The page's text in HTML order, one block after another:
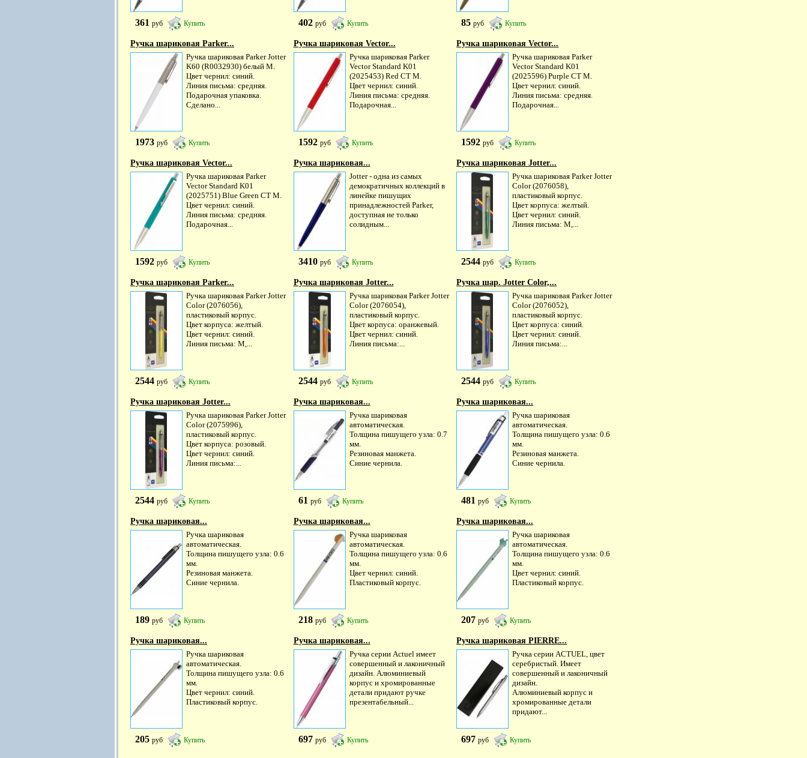
361 руб Купить 402 руб Купить 85руб Купить
Ручка шариковая Parker...
Ручка шариковая Parker Jotter
K60 (R0032930) белый M.
Цвет чернил: синий.
Линия письма: средняя.
Подарочная упаковка.
Сделано...
1973 руб Купить
Ручка шариковая Vector...
Ручка шариковая Parker
Vector Standard K01
(2025453) Red CT M.
Цвет чернил: синий.
Линия письма: средняя.
Подарочная...
1592 руб Купить
Ручка шариковая Vector...
Ручка шариковая Parker
Vector Standard K01
(2025596) Purple CT M.
Цвет чернил: синий.
Линия письма: средняя.
Подарочная...
1592руб Купить
Ручка шариковая Vector...
Ручка шариковая Parker
Vector Standard K01
(2025751) Blue Green CT M.
Цвет чернил: синий.
Линия письма: средняя.
Подарочная...
1592 руб Купить
Ручка шариковая...
Jotter - одна из самых
демократичных коллекций в
линейке пишущих
принадлежностей Parker,
доступная не только
солидным...
3410 руб Купить
Ручка шариковая Jotter...
Ручка шариковая Parker Jotter
Color (2076058),
пластиковый корпус.
Цвет корпуса: желтый.
Цвет чернил: синий.
Линия письма: M,...
2544руб Купить
Ручка шариковая Parker...
Ручка шариковая Parker Jotter
Color (2076056),
пластиковый корпус.
Цвет корпуса: желтый.
Цвет чернил: синий.
Линия письма: M,...
2544 руб Купить
Ручка шариковая Jotter...
Ручка шариковая Parker Jotter
Color (2076054),
пластиковый корпус.
Цвет корпуса: оранжевый.
Цвет чернил: синий.
Линия письма:...
2544 руб Купить
Ручка шар. Jotter Color,...
Ручка шариковая Parker Jotter
Color (2076052),
пластиковый корпус.
Цвет корпуса: синий.
Цвет чернил: синий.
Линия письма:...
2544руб Купить
Ручка шариковая Jotter...
Ручка шариковая Parker Jotter
Color (2075996),
пластиковый корпус.
Цвет корпуса: розовый.
Цвет чернил: синий.
Линия письма:...
2544 руб Купить
Ручка шариковая...
Ручка шариковая
автоматическая.
Толщина пишущего узла: 0.7
мм.
Резиновая манжета.
Синие чернила.
61 руб Купить
Ручка шариковая...
Ручка шариковая
автоматическая.
Толщина пишущего узла: 0.6
мм.
Резиновая манжета.
Синие чернила.
481руб Купить
Ручка шариковая...
Ручка шариковая
автоматическая.
Толщина пишущего узла: 0.6
мм.
Резиновая манжета.
Синие чернила.
189 руб Купить
Ручка шариковая...
Ручка шариковая
автоматическая.
Толщина пишущего узла: 0.6
мм.
Цвет чернил: синий.
Пластиковый корпус.
218 руб Купить
Ручка шариковая...
Ручка шариковая
автоматическая.
Толщина пишущего узла: 0.6
мм.
Цвет чернил: синий.
Пластиковый корпус.
207руб Купить
Ручка шариковая...
Ручка шариковая
автоматическая.
Толщина пишущего узла: 0.6
мм.
Цвет чернил: синий.
Пластиковый корпус.
205 руб Купить
Ручка шариковая...
Ручка серии Actuel имеет
совершенный и лаконичный
дизайн. Алюминиевый
корпус и хромированные
детали придают ручке
презентабельный...
697 руб Купить
Ручка шариковая PIERRE...
Ручка серии ACTUEL, цвет
серебристый. Имеет
совершенный и лаконичный
дизайн.
Алюминиевый корпус и
хромированные детали
придают...
697руб Купить